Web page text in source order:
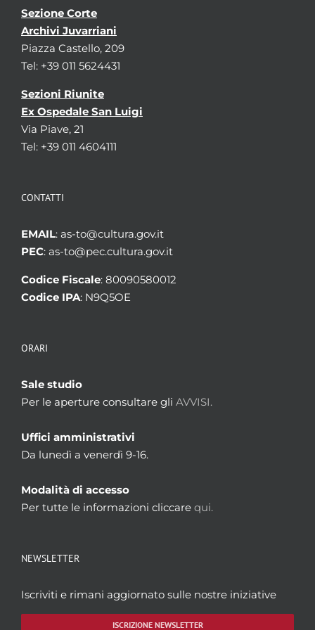
Sezione Corte
Archivi Juvarriani
Piazza Castello, 209
Tel: +39 011 5624431
Sezioni Riunite
Ex Ospedale San Luigi
Via Piave, 21
Tel: +39 011 4604111
CONTATTI
EMAIL: as-to@cultura.gov.it
PEC: as-to@pec.cultura.gov.it
Codice Fiscale: 80090580012
Codice IPA: N9Q5OE
ORARI
Sale studio
Per le aperture consultare gli AVVISI.
Uffici amministrativi
Da lunedì a venerdì 9-16.
Modalità di accesso
Per tutte le informazioni cliccare qui.
NEWSLETTER
Iscriviti e rimani aggiornato sulle nostre iniziative
ISCRIZIONE NEWSLETTER